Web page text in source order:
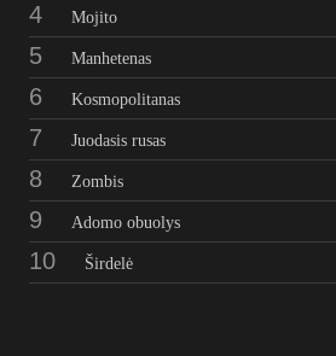
4 Mojito
5 Manhetenas
6 Kosmopolitanas
7 Juodasis rusas
8 Zombis
9 Adomo obuolys
10 Širdelė